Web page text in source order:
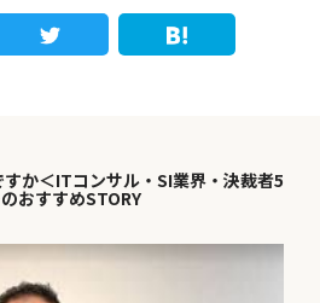
か＜ITコンサル・SI業界・決裁者5
おすすめSTORY